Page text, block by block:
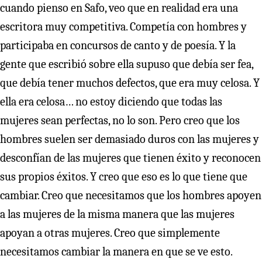
cuando pienso en Safo, veo que en realidad era una
escritora muy competitiva. Competía con hombres y
participaba en concursos de canto y de poesía. Y la
gente que escribió sobre ella supuso que debía ser fea,
que debía tener muchos defectos, que era muy celosa. Y
ella era celosa… no estoy diciendo que todas las
mujeres sean perfectas, no lo son. Pero creo que los
hombres suelen ser demasiado duros con las mujeres y
desconfían de las mujeres que tienen éxito y reconocen
sus propios éxitos. Y creo que eso es lo que tiene que
cambiar. Creo que necesitamos que los hombres apoyen
a las mujeres de la misma manera que las mujeres
apoyan a otras mujeres. Creo que simplemente
necesitamos cambiar la manera en que se ve esto.